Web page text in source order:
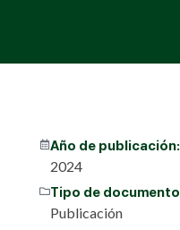
Año de publicación:
2024
Tipo de documento
Publicación